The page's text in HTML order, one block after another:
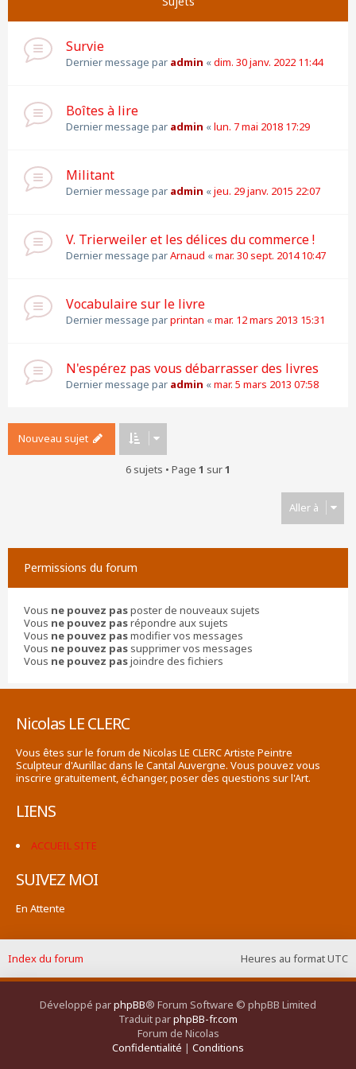
Survie
Dernier message par admin «dim. 30 janv. 2022 11:44
Boîtes à lire
Dernier message par admin «lun. 7 mai 2018 17:29
Militant
Dernier message par admin «jeu. 29 janv. 2015 22:07
V. Trierweiler et les délices du commerce !
Dernier message parArnaud «mar. 30 sept. 2014 10:47
Vocabulaire sur le livre
Dernier message parprintan «mar. 12 mars 2013 15:31
N'espérez pas vous débarrasser des livres
Dernier message par admin «mar. 5 mars 2013 07:58
Nouveau sujet
6 sujets • Page 1 sur1
Aller à
Permissions du forum
Vous ne pouvez pasposter de nouveaux sujets
Vous ne pouvez pasrépondre aux sujets
Vous ne pouvez pasmodifier vos messages
Vous ne pouvez pas supprimer vos messages
Vous ne pouvez pasjoindre des fichiers
Nicolas LE CLERC
Vous êtes sur le forum de Nicolas LE CLERC Artiste Peintre
Sculpteur d'Aurillac dans le Cantal Auvergne. Vous pouvez vous
inscrire gratuitement, échanger, poser des questions sur l'Art.
LIENS
ACCUEIL SITE
SUIVEZ MOI
En Attente
Heures au formatUTC
Index du forum
Développé parphpBB® Forum Software © phpBB Limited
Traduit parphpBB-fr.com
Forum de Nicolas
Confidentialité | Conditions